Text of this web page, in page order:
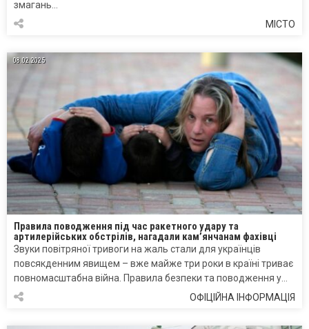
змагань…
МІСТО
08.02.2025
Правила поводження під час ракетного удару та
артилерійських обстрілів, нагадали кам’янчанам фахівці
Звуки повітряної тривоги на жаль стали для українців
повсякденним явищем – вже майже три роки в країні триває
повномасштабна війна. Правила безпеки та поводження у…
ОФІЦІЙНА ІНФОРМАЦІЯ